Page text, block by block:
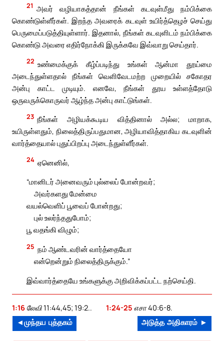
21 அவர் வழியாகத்தான் நீங்கள் கடவுள்மீது நம்பிக்கை
கொண்டுள்ளீர்கள். இறந்த அவரைக் கடவுள் உயிர்த்தெழச் செய்து
பெருமைப்படுத்தியுள்ளார். இதனால், நீங்கள் கடவுளிடம் நம்பிக்கை
கொண்டு அவரை எதிர்நோக்கி இருக்கவே இவ்வாறு செய்தார்.
22 உண்மைக்குக் கீழ்ப்படிந்து உங்கள் ஆன்மா தூய்மை
அடைந்துள்ளதால் நீங்கள் வெளிவேடமற்ற முறையில் சகோதர
அன்பு காட்ட முடியும். எனவே, நீங்கள் தூய உள்ளத்தோடு
ஒருவருக்கொருவர் ஆழ்ந்த அன்பு காட்டுங்கள்.
23 நீங்கள் அழியக்கூடிய வித்தினால் அல்ல; மாறாக,
உயிருள்ளதும், நிலைத்திருப்பதுமான, அழியாவித்தாகிய கடவுளின்
வார்த்தையால் புதுப்பிறப்பு அடைந்துள்ளீர்கள்.
24 ஏனெனில்,
“மானிடர் அனைவரும் புல்லைப் போன்றவர்;
அவர்களது மேன்மை
வயல்வெளிப் பூவைப் போன்றது;
புல் உலர்ந்ததுபோம்;
பூ வதங்கி விழும்;
25 நம் ஆண்டவரின் வார்த்தையோ
என்றென்றும் நிலைத்திருக்கும்.”
இவ்வார்த்தையே உங்களுக்கு அறிவிக்கப்பட்ட நற்செய்தி.
1:16 லேவி 11:44,45; 19:2.. 1:24-25 எசா 40:6-8.
◄முந்தய புத்தகம் அடுத்த அதிகாரம் ►